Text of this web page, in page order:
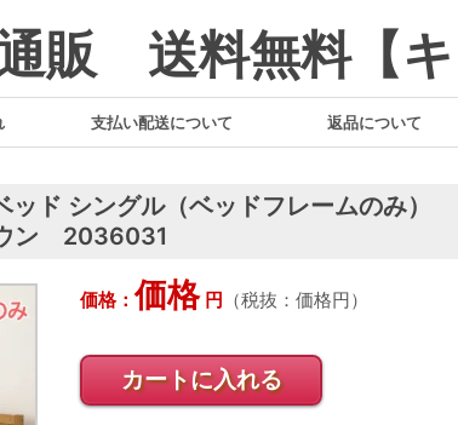
販 送料無料【
支払い配送について 返品について
ド シングル（ベッドフレームのみ）
ウン 2036031
価格：価格円 （税抜：価格円）
カートに入れる